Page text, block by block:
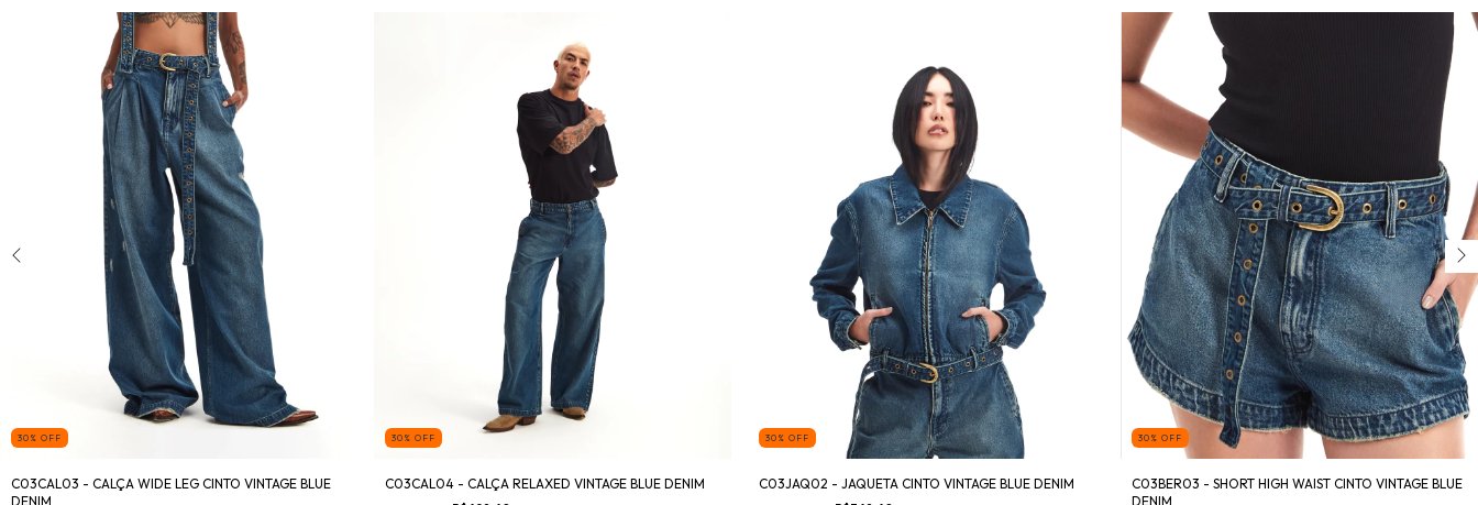
30 % OFF
C03CAL03 - CALÇA WIDE LEG CINTO VINTAGE BLUE
DENIM
30 % OFF
C03CAL04 - CALÇA RELAXED VINTAGE BLUE DENIM
30 % OFF
C03JAQ02 - JAQUETA CINTO VINTAGE BLUE DENIM
30 %OFF
C03BER03 - SHORT HIGH WAIST CINTO VINTAGE BLUE
DENIM